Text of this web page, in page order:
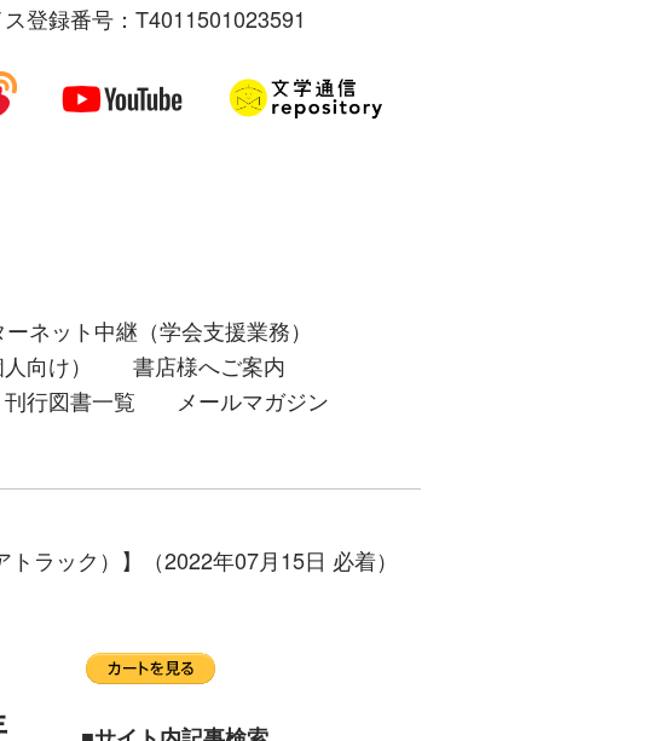
登録番号：T4011501023591
ネット中継（学会支援業務）
向け）
書店様へご案内
刊行図書一覧
メールマガジン
ラック）】（2022年07月15日 必着）